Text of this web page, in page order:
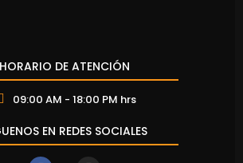
HORARIO DE ATENCIÓN
09:00 AM - 18:00 PM hrs
EN REDES SOCIALES